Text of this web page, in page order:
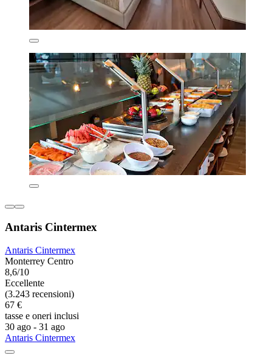
Antaris Cintermex
Antaris Cintermex
Monterrey Centro
8,6/10
Eccellente
(3.243 recensioni)
67 €
tasse e oneri inclusi
30 ago - 31 ago
Antaris Cintermex